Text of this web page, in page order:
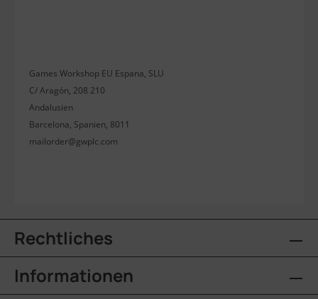
Games Workshop EU Espana, SLU
C/ Aragón, 208 210
Andalusien
Barcelona, Spanien, 8011
mailorder@gwplc.com
Rechtliches
Informationen